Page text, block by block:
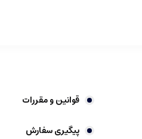
قوانین و مقررات
پیگیری سفارش